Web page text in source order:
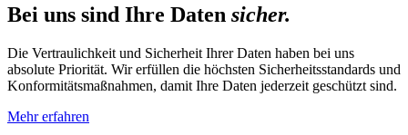
Bei uns sind Ihre Daten sicher.
Die Vertraulichkeit und Sicherheit Ihrer Daten haben bei uns
absolute Priorität. Wir erfüllen die höchsten Sicherheitsstandards und
Konformitätsmaßnahmen, damit Ihre Daten jederzeit geschützt sind.
Mehr erfahren